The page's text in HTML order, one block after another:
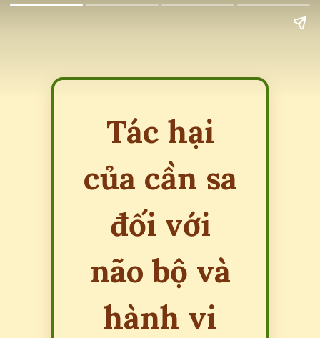
Tác hại
của cần sa
đối với
não bộ và
hành vi